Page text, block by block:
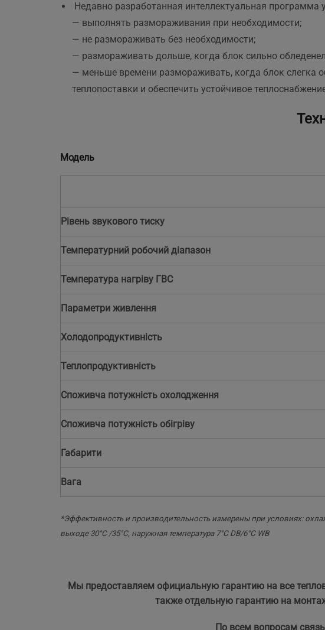
Недавно разработанная интеллектуальная
— выполнять размораживания при необходимости;
— не размораживать без необходимости;
— размораживать дольше, когда блок сильно
— меньше времени размораживать, когда блок слегка
теплопоставки и обеспечить устойчивое
Модель
Рівень звукового тиску
Температурний робочий діапазон
Температура нагріву ГВС
Параметри живлення
Холодопродуктивність
Теплопродуктивність
Споживча потужність охолодження
Споживча потужність обігріву
Габарити
Вага
*Эффективность и производительность измерены при условиях:
выходе 30°C /35°C, наружная температура 7°C DB/6°C WB
Мы предоставляем официальную гарантию на все
также отдельную гарантию на
По всем вопросам